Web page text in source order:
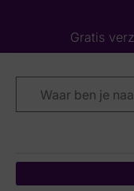
Gratis